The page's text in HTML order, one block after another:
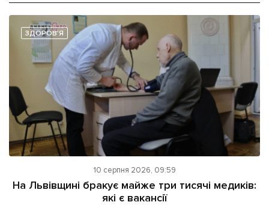
ЗДОРОВ'Я
10 серпня 2026, 09:59
На Львівщині бракує майже три тисячі медиків:
які є вакансії